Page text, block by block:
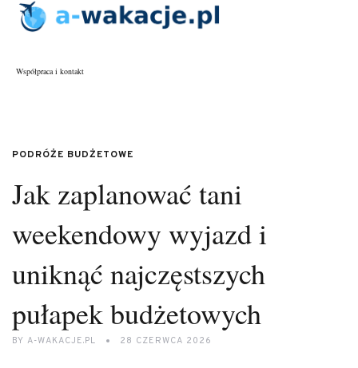
Współpraca i kontakt
PODRÓŻE BUDŻETOWE
Jak zaplanować tani
weekendowy wyjazd i
uniknąć najczęstszych
pułapek budżetowych
BY A-WAKACJE.PL 28 CZERWCA 2026